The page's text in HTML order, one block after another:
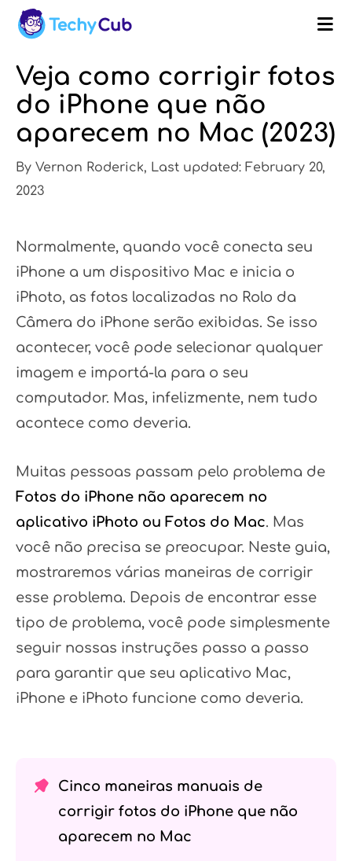
Veja como corrigir fotos
do iPhone que não
aparecem no Mac (2023)
By Vernon Roderick, Last updated: February 20,
2023
Normalmente, quando você conecta seu
iPhone a um dispositivo Mac e inicia o
iPhoto, as fotos localizadas no Rolo da
Câmera do iPhone serão exibidas. Se isso
acontecer, você pode selecionar qualquer
imagem e importá-la para o seu
computador. Mas, infelizmente, nem tudo
acontece como deveria.
Muitas pessoas passam pelo problema de
Fotos do iPhone não aparecem no
aplicativo iPhoto ou Fotos do Mac. Mas
você não precisa se preocupar. Neste guia,
mostraremos várias maneiras de corrigir
esse problema. Depois de encontrar esse
tipo de problema, você pode simplesmente
seguir nossas instruções passo a passo
para garantir que seu aplicativo Mac,
iPhone e iPhoto funcione como deveria.
Cinco maneiras manuais de
corrigir fotos do iPhone que não
aparecem no Mac